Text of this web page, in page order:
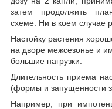
затем продолжить
схеме. Ни в коем случае
Настойку растения
на дворе межсезонье и
большие нагрузки.
Длительность приема
(формы и запущенности
Например, при